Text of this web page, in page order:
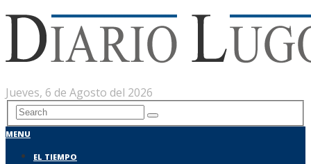
Jueves, 6 de Agosto del 2026
MENU
EL TIEMPO